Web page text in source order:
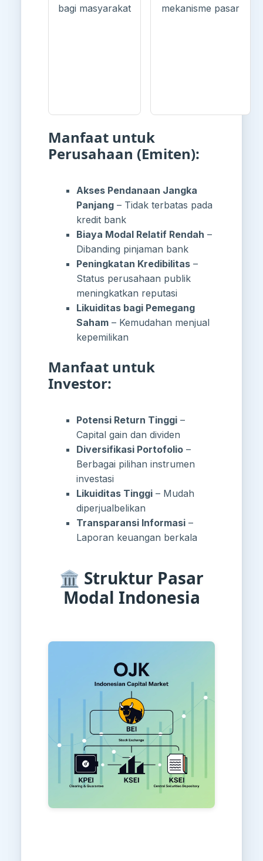
bagi masyarakat
mekanisme pasar
Manfaat untuk
Perusahaan (Emiten):
Akses Pendanaan Jangka
Panjang – Tidak terbatas pada
kredit bank
Biaya Modal Relatif Rendah –
Dibanding pinjaman bank
Peningkatan Kredibilitas –
Status perusahaan publik
meningkatkan reputasi
Likuiditas bagi Pemegang
Saham – Kemudahan menjual
kepemilikan
Manfaat untuk
Investor:
Potensi Return Tinggi –
Capital gain dan dividen
Diversifikasi Portofolio –
Berbagai pilihan instrumen
investasi
Likuiditas Tinggi – Mudah
diperjualbelikan
Transparansi Informasi –
Laporan keuangan berkala
🏛️ Struktur Pasar
Modal Indonesia